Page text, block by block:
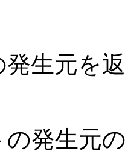
生元を
の発生元